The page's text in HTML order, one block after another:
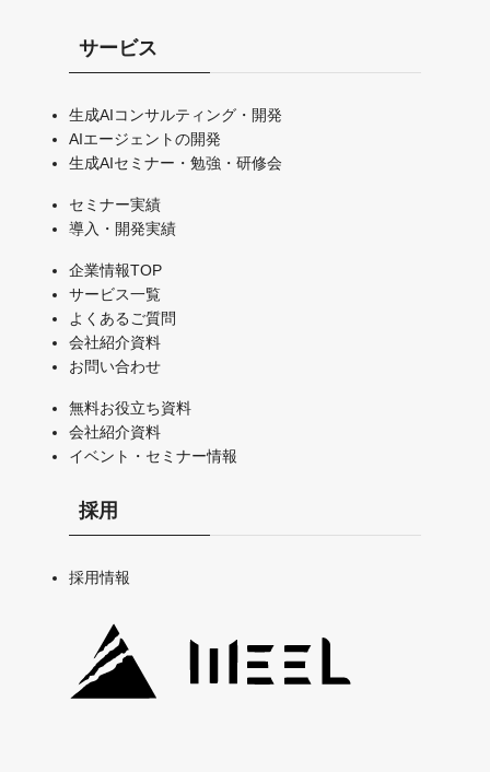
サービス
生成AIコンサルティング・開発
AIエージェントの開発
生成AIセミナー・勉強・研修会
セミナー実績
導入・開発実績
企業情報TOP
サービス一覧
よくあるご質問
会社紹介資料
お問い合わせ
無料お役立ち資料
会社紹介資料
イベント・セミナー情報
採用
採用情報